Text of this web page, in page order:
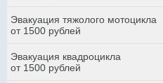
Эвакуация тяжолого мотоцикла
от 1500 рублей
Эвакуация квадроцикла
от 1500 рублей